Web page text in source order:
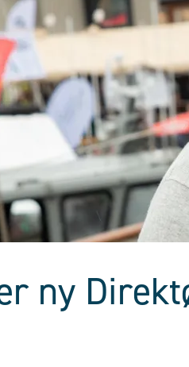
ny